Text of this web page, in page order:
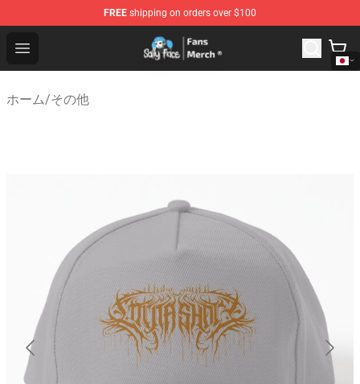
FREE shipping on orders over $100
Open menu
Sally Face Store - Official Sally Face Merchandise Shop
ホーム/その他